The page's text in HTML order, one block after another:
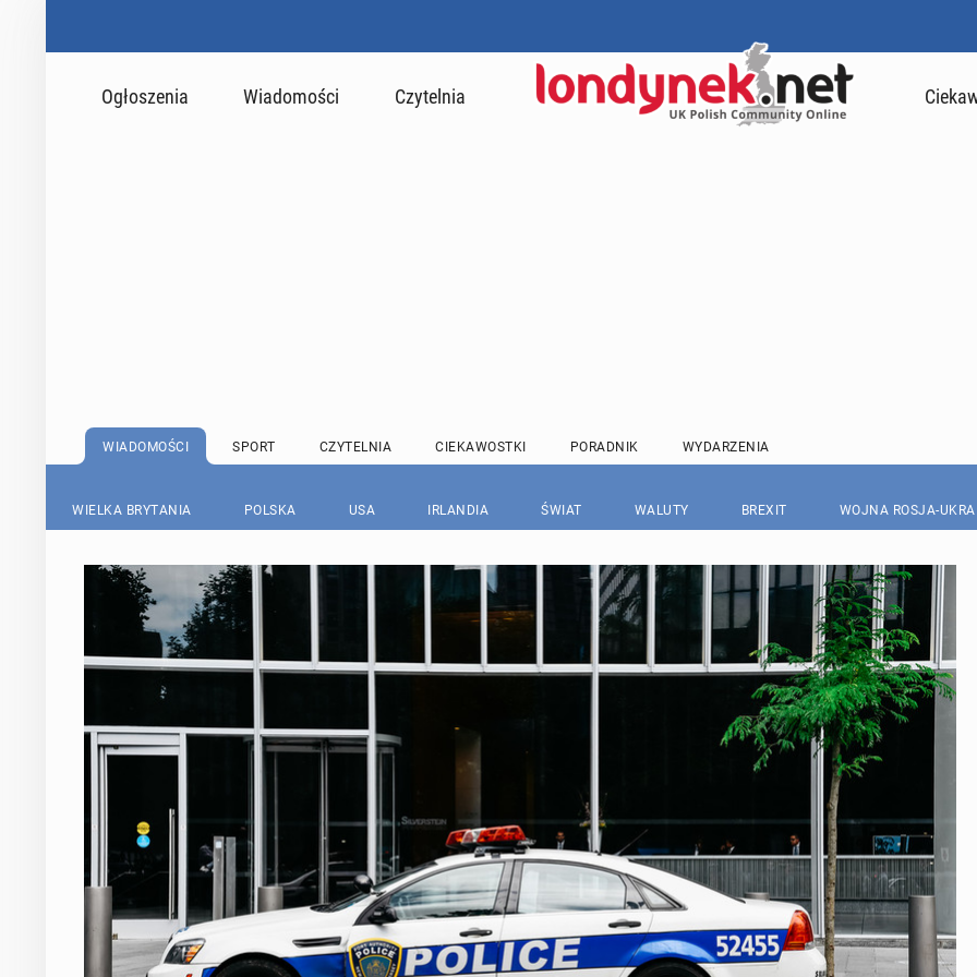
Ogłoszenia Wiadomości Czytelnia
WIADOMOŚCI SPORT CZYTELNIA CIEKAWOSTKI PORADNIK WYDARZENIA
WIELKA BRYTANIA POLSKA USA IRLANDIA ŚWIAT WALUTY BREXIT WOJNA ROSJA-